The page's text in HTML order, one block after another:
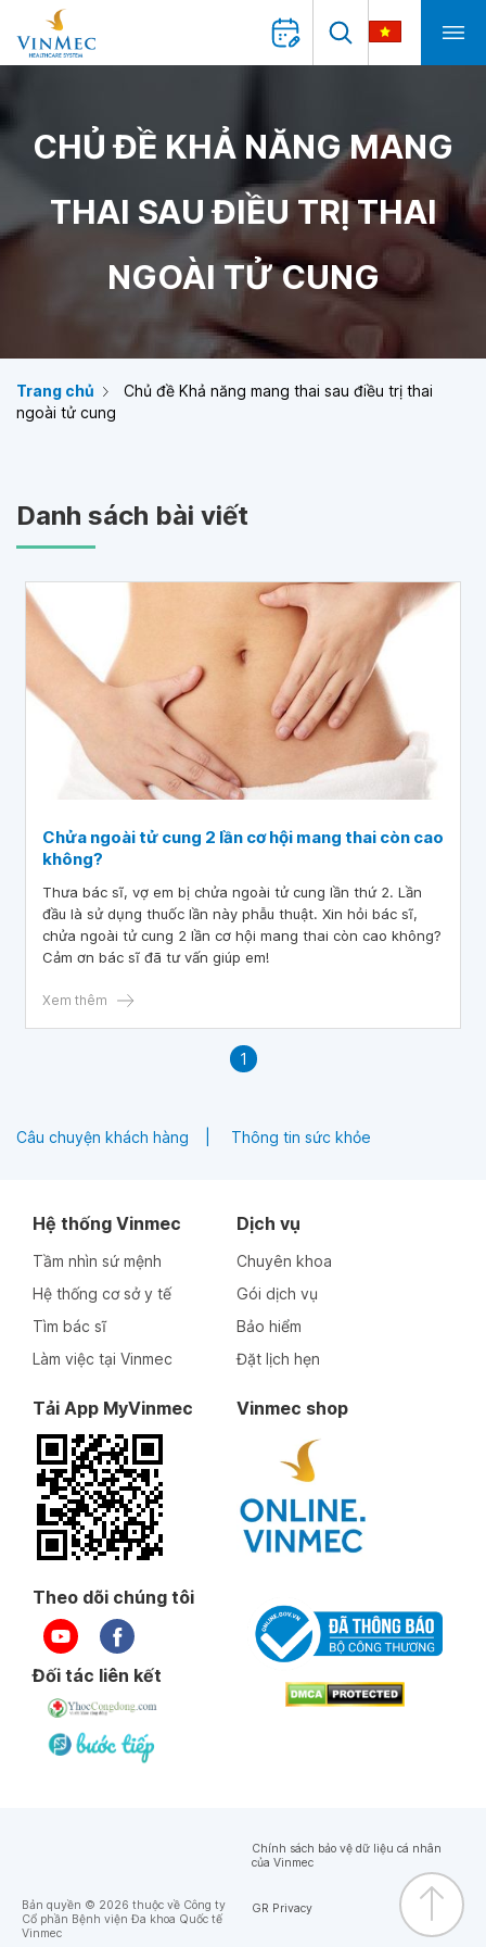
CHỦ ĐỀ KHẢ NĂNG MANG
THAI SAU ĐIỀU TRỊ THAI
NGOÀI TỬ CUNG
Trang chủ
Chủ đề Khả năng mang thai sau điều trị thai
ngoài tử cung
Danh sách bài viết
Chửa ngoài tử cung 2 lần cơ hội mang thai còn cao
không?
Thưa bác sĩ, vợ em bị chửa ngoài tử cung lần thứ 2. Lần
đầu là sử dụng thuốc lần này phẫu thuật. Xin hỏi bác sĩ,
chửa ngoài tử cung 2 lần cơ hội mang thai còn cao không?
Cảm ơn bác sĩ đã tư vấn giúp em!
Xem thêm
1
Câu chuyện khách hàng Thông tin sức khỏe
Hệ thống Vinmec
Tầm nhìn sứ mệnh
Hệ thống cơ sở y tế
Tìm bác sĩ
Làm việc tại Vinmec
Dịch vụ
Chuyên khoa
Gói dịch vụ
Bảo hiểm
Đặt lịch hẹn
Tải App MyVinmec Vinmec shop
Theo dõi chúng tôi
Đối tác liên kết
Bản quyền © 2026 thuộc về Công ty
Cổ phần Bệnh viện Đa khoa Quốc tế
Vinmec
Chính sách bảo vệ dữ liệu cá nhân
của Vinmec
GR Privacy